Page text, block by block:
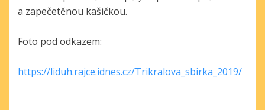
a zapečetěnou kašičkou.
Foto pod odkazem:
https://liduh.rajce.idnes.cz/Trikralova_sbirka_2019/